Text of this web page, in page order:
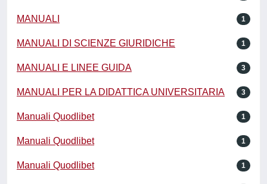
MANUALI 1
MANUALI DI SCIENZE GIURIDICHE 1
MANUALI E LINEE GUIDA 3
MANUALI PER LA DIDATTICA UNIVERSITARIA 3
Manuali Quodlibet 1
Manuali Quodlibet 1
Manuali Quodlibet 1